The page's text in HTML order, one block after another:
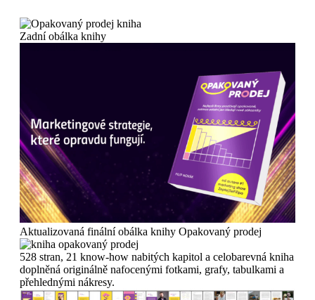
Zadní obálka knihy
Aktualizovaná finální obálka knihy Opakovaný prodej
528 stran, 21 know-how nabitých kapitol a celobarevná kniha
doplněná originálně nafocenými fotkami, grafy, tabulkami a
přehlednými nákresy.